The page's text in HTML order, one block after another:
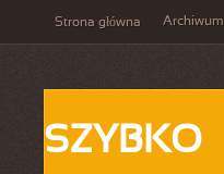
Strona główna Archiwum
SZYBKO